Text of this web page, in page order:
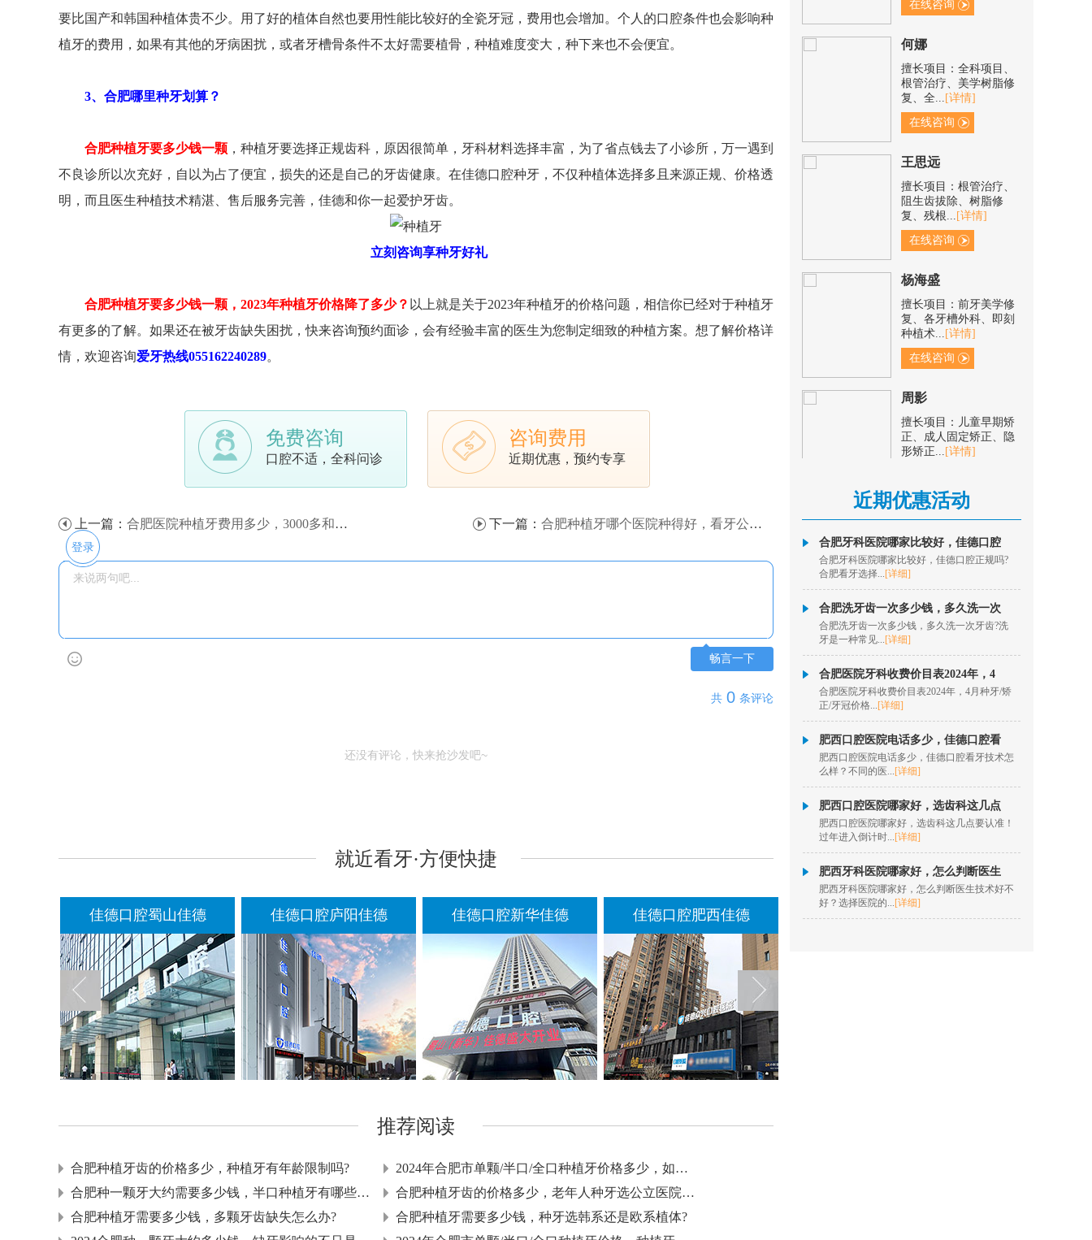
要比国产和韩国种植体贵不少。用了好的植体自然也要用性能比较好的全瓷牙冠，费用也会增加。个人的口腔条件也会影响种
植牙的费用，如果有其他的牙病困扰，或者牙槽骨条件不太好需要植骨，种植难度变大，种下来也不会便宜。
3、合肥哪里种牙划算？
合肥种植牙要多少钱一颗 ，种植牙要选择正规齿科，原因很简单，牙科材料选择丰富，为了省点钱去了小诊所，万一遇到
不良诊所以次充好，自以为占了便宜，损失的还是自己的牙齿健康。在佳德口腔种牙，不仅种植体选择多且来源正规、价格透
明，而且医生种植技术精湛、售后服务完善，佳德和你一起爱护牙齿。
立刻咨询享种牙好礼
合肥种植牙要多少钱一颗，2023年种植牙价格降了多少？ 以上就是关于2023年种植牙的价格问题，相信你已经对于种植牙
有更多的了解。如果还在被牙齿缺失困扰，快来咨询预约面诊，会有经验丰富的医生为您制定细致的种植方案。想了解价格详
情，欢迎咨询爱牙热线055162240289。
免费咨询
口腔不适，全科问诊
咨询费用
近期优惠，预约专享
上一篇： 合肥医院种植牙费用多少，3000多和一万多的种植牙有什么区别？ 下一篇： 合肥种植牙哪个医院种得好，看牙公立好还是私立好？
登录
畅言一下
共 0 条评论
还没有评论，快来抢沙发吧~
就近看牙·方便快捷
佳德口腔蜀山佳德 佳德口腔庐阳佳德 佳德口腔新华佳德 佳德口腔肥西佳德 佳德口腔阜阳佳德
推荐阅读
合肥种植牙齿的价格多少，种植牙有年龄限制吗?
2024年合肥市单颗/半口/全口种植牙价格多少，如何延长种
合肥种一颗牙大约需要多少钱，半口种植牙有哪些修复方式
合肥种植牙齿的价格多少，老年人种牙选公立医院还是私立
合肥种植牙需要多少钱，多颗牙齿缺失怎么办?
合肥种植牙需要多少钱，种牙选韩系还是欧系植体?
擅长项目：全科项目、
根管治疗、美学树脂修
复、全...[详情]
在线咨询
擅长项目：根管治疗、
阻生齿拔除、树脂修
复、残根...[详情]
在线咨询
擅长项目：前牙美学修
复、各牙槽外科、即刻
种植术...[详情]
在线咨询
擅长项目：儿童早期矫
正、成人固定矫正、隐
形矫正... [详情]
在线咨询
杨瑞
治疗、牙髓牙体治疗、
松动牙...[详情]
在线咨询
秦历
擅长项目：半口、全口
数字化种植、即拔即
种、疑难...[详情]
在线咨询
欧阳昌
擅长项目：数字化隐形
正畸、牙齿美学正畸、
固定矫...[详情]
在线咨询
洪菲
擅长项目：固定矫正、
数字化隐形正畸、儿童
肌功能...
近期优惠活动
合肥牙科医院哪家比较好，佳德口腔
合肥牙科医院哪家比较好，佳德口腔正规吗?
合肥看牙选择...[详细]
合肥洗牙齿一次多少钱，多久洗一次
合肥洗牙齿一次多少钱，多久洗一次牙齿?洗
牙是一种常见...[详细]
合肥医院牙科收费价目表2024年，4
合肥医院牙科收费价目表2024年，4月种牙/矫
正/牙冠价格...[详细]
肥西口腔医院电话多少，佳德口腔看
肥西口腔医院电话多少，佳德口腔看牙技术怎
么样？不同的医...[详细]
肥西口腔医院哪家好，选齿科这几点
肥西口腔医院哪家好，选齿科这几点要认准！
过年进入倒计时...[详细]
肥西牙科医院哪家好，怎么判断医生
肥西牙科医院哪家好，怎么判断医生技术好不
好？选择医院的...[详细]